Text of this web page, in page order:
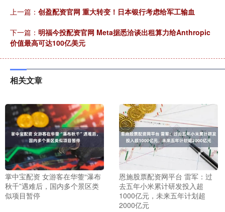
上一篇： 创盈配资官网 重大转变！日本银行考虑给军工输血
下一篇： 明福今投配资官网 Meta据悉洽谈出租算力给Anthropic
价值最高可达100亿美元
相关文章
掌中宝配资 女游客在华蓥“瀑布
秋千”遇难后，国内多个景区类
似项目暂停
恩施股票配资网平台 雷军：过
去五年小米累计研发投入超
1000亿元，未来五年计划超
2000亿元